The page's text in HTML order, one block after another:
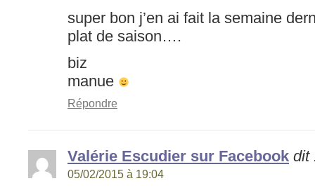
super bon j’en ai fait la semaine
plat de saison….
biz
manue
Répondre
Valérie Escudier sur Facebook dit
05/02/2015 à 19:04